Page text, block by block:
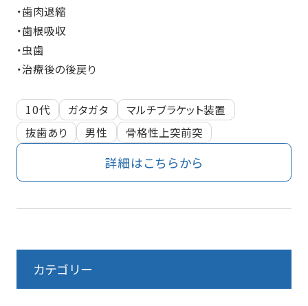
・歯肉退縮
・歯根吸収
・虫歯
・治療後の後戻り
10代 ガタガタ
マルチブラケット装置
抜歯あり
男性 骨格性上突前突
詳細はこちらから
カテゴリー